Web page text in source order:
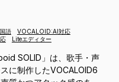
語
VOCALOID:AI対応
Liteエディター
SOLID」は、歌手・声
に制作したVOCALOID6